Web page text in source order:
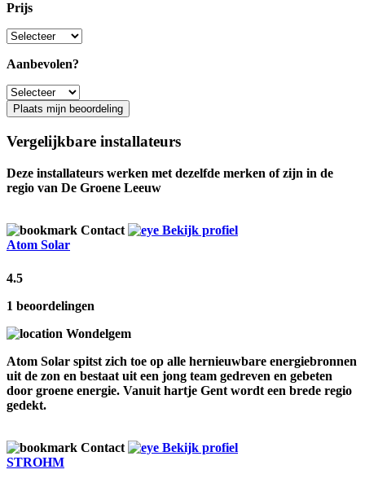
Prijs
Aanbevolen?
Plaats mijn beoordeling
Vergelijkbare installateurs
Deze installateurs werken met dezelfde merken of zijn in de
regio van De Groene Leeuw
Contact
Bekijk profiel
Atom Solar
4.5
1 beoordelingen
Wondelgem
Atom Solar spitst zich toe op alle hernieuwbare energiebronnen
uit de zon en bestaat uit een jong team gedreven en gebeten
door groene energie. Vanuit hartje Gent wordt een brede regio
gedekt.
Contact
Bekijk profiel
STROHM